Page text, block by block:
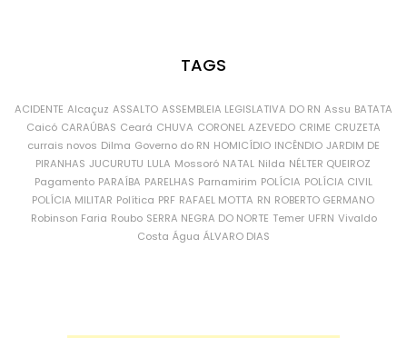
TAGS
ACIDENTE Alcaçuz ASSALTO ASSEMBLEIA LEGISLATIVA DO RN Assu BATATA
Caicó CARAÚBAS Ceará CHUVA CORONEL AZEVEDO CRIME CRUZETA
currais novos Dilma Governo do RN HOMICÍDIO INCÊNDIO JARDIM DE
PIRANHAS JUCURUTU LULA Mossoró NATAL Nilda NÉLTER QUEIROZ
Pagamento PARAÍBA PARELHAS Parnamirim POLÍCIA POLÍCIA CIVIL
POLÍCIA MILITAR Política PRF RAFAEL MOTTA RN ROBERTO GERMANO
Robinson Faria Roubo SERRA NEGRA DO NORTE Temer UFRN Vivaldo
Costa Água ÁLVARO DIAS